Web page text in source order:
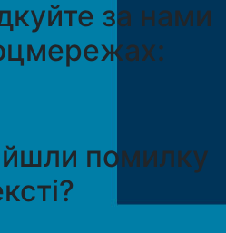
за нами
помилку